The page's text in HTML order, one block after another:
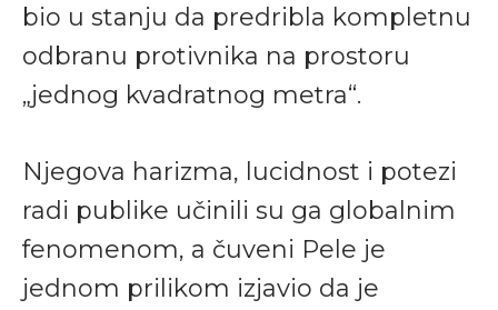
bio u stanju da predribla kompletnu
odbranu protivnika na prostoru
„jednog kvadratnog metra“.
Njegova harizma, lucidnost i potezi
radi publike učinili su ga globalnim
fenomenom, a čuveni Pele je
jednom prilikom izjavio da je